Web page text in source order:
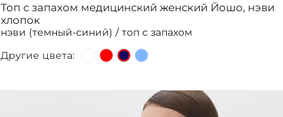
Топ с запахом медицинский женский Йошо, нэви
хлопок
нэви (темный-синий) / топ с запахом
Другие цвета: